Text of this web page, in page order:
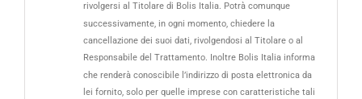
rivolgersi al Titolare di Bolis Italia. Potrà comunque
successivamente, in ogni momento, chiedere la
cancellazione dei suoi dati, rivolgendosi al Titolare o al
Responsabile del Trattamento. Inoltre Bolis Italia informa
che renderà conoscibile l’indirizzo di posta elettronica da
lei fornito, solo per quelle imprese con caratteristiche tali